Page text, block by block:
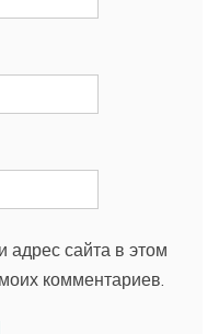
адрес сайта в этом
комментариев.